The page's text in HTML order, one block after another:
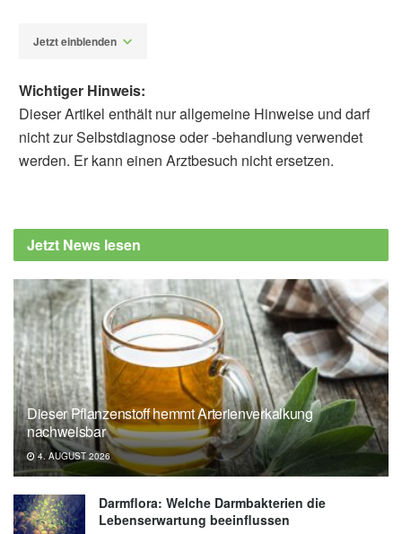
Jetzt einblenden
bei Kindern erkennen und vorbeugen, (Abruf:
11.09.2021)
Wichtiger Hinweis:
Dieser Artikel enthält nur allgemeine Hinweise und darf
nicht zur Selbstdiagnose oder -behandlung verwendet
werden. Er kann einen Arztbesuch nicht ersetzen.
Jetzt News lesen
Dieser Pflanzenstoff hemmt Arterienverkalkung
nachweisbar
4. AUGUST 2026
Darmflora: Welche Darmbakterien die
Lebenserwartung beeinflussen